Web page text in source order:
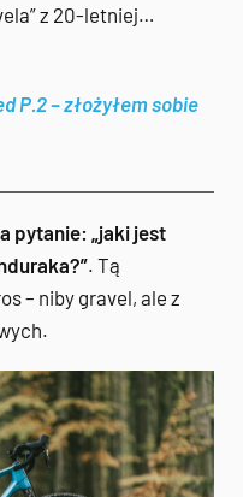
z 20-letniej…
P.2 – złożyłem sobie
pytanie: „jaki jest
. Tą
– niby gravel, ale z